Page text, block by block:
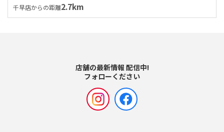
千早店からの距離2.7km
店舗の最新情報 配信中!
フォローください